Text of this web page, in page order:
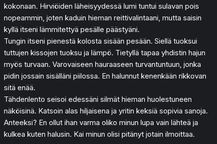
kokonaan. Hirviöiden läheisyydessä lumi tuntui sulavan pois
nopeammin, joten kaduin hieman reittivalintaani, mutta saisin
kyllä itseni lämmitettyä pesälle päästyäni.
Tungin itseni pienestä kolosta sisään pesään. Siellä tuoksui
tuttujen kissojen tuoksu ja lämpö. Tietyllä tapaa yhdistin hajun
myös turvaan. Varovaiseen hauraaseen turvantuntuun, jonka
pidin jossain sisälläni piilossa. En halunnut kenenkään rikkovan
sitä enää.
Tähdenlento seisoi edessäni silmät hieman huolestuneen
näköisinä. Katsoin alas hiljaisena ja yritin keksiä sopivia sanoja.
Anteeksi? En ollut ihan varma oliko minun lupa vain lähteä ja
kulkea kuten halusin. Kai minun olisi pitänyt jotain ilmoittaa.